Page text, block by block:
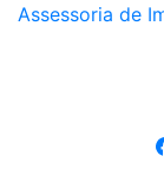
Assessoria de